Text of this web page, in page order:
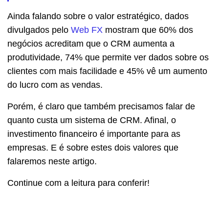
Ainda falando sobre o valor estratégico, dados
divulgados pelo Web FX mostram que 60% dos
negócios acreditam que o CRM aumenta a
produtividade, 74% que permite ver dados sobre os
clientes com mais facilidade e 45% vê um aumento
do lucro com as vendas.
Porém, é claro que também precisamos falar de
quanto custa um sistema de CRM. Afinal, o
investimento financeiro é importante para as
empresas. E é sobre estes dois valores que
falaremos neste artigo.
Continue com a leitura para conferir!